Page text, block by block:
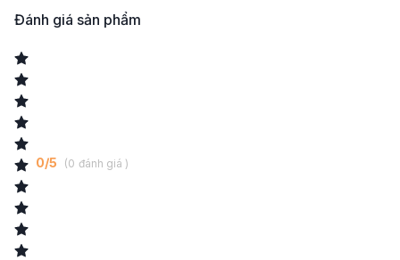
bụi bẩn, vết sữa, vết thức ăn, mồ hôi và bã nhờn, giúp quần áo bé
luôn sạch sẽ và thơm tho.
nước giặt phù hợp cho cả quần áo sáng màu và các loại vải mỏng
như cotton, lanh và sợi tổng hợp, không gây kích ứng làn da nhạy
cảm của trẻ.
Đánh giá sản phẩm
0/5 (0 đánh giá )